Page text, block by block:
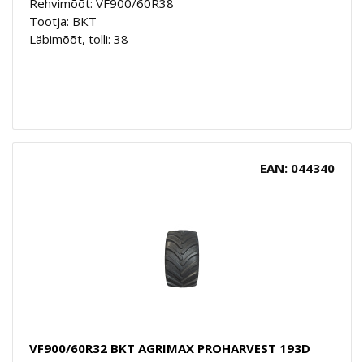
Tootja: BKT
Läbimõõt, tolli: 38
EAN: 044340
VF900/60R32 BKT AGRIMAX PROHARVEST 193D